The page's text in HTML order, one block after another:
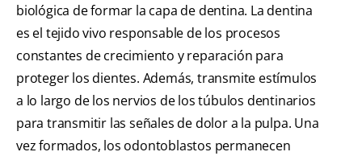
biológica de formar la capa de dentina. La dentina
es el tejido vivo responsable de los procesos
constantes de crecimiento y reparación para
proteger los dientes. Además, transmite estímulos
a lo largo de los nervios de los túbulos dentinarios
para transmitir las señales de dolor a la pulpa. Una
vez formados, los odontoblastos permanecen